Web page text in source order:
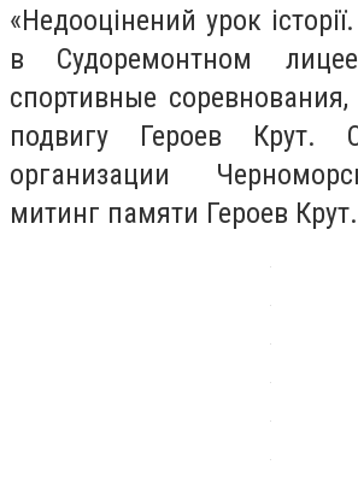
«Недооцінений урок
в Судоремонтном
спортивные
подвигу Героев Крут.
организации
митинг памяти Героев Крут.